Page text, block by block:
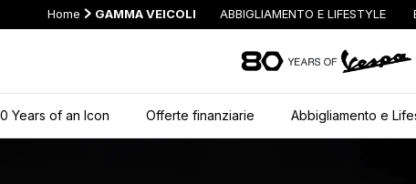
Home GAMMA VEICOLI ABBIGLIAMENTO E LIFESTYLE
Years of an Icon Offerte finanziarie Abbigliamento e